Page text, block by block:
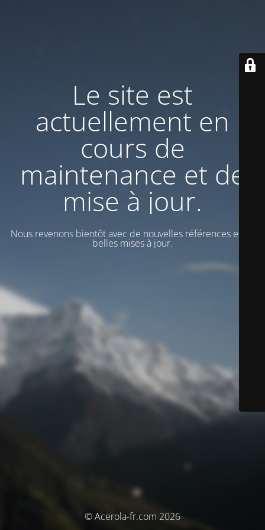
Le site est
actuellement en
cours de
maintenance et de
mise à jour.
Nous revenons bientôt avec de nouvelles références et de
belles mises à jour.
© Acerola-fr.com 2026